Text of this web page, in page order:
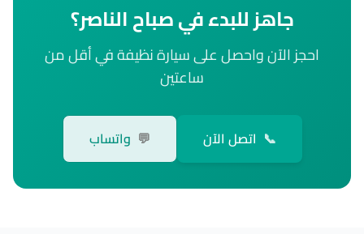
جاهز للبدء في صباح الناصر؟
احجز الآن واحصل على سيارة نظيفة في أقل من
ساعتين
📞 اتصل الآن 💬 واتساب